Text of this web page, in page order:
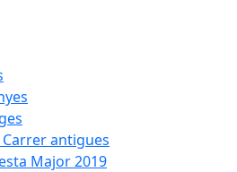
Carrer antigues
Major 2019